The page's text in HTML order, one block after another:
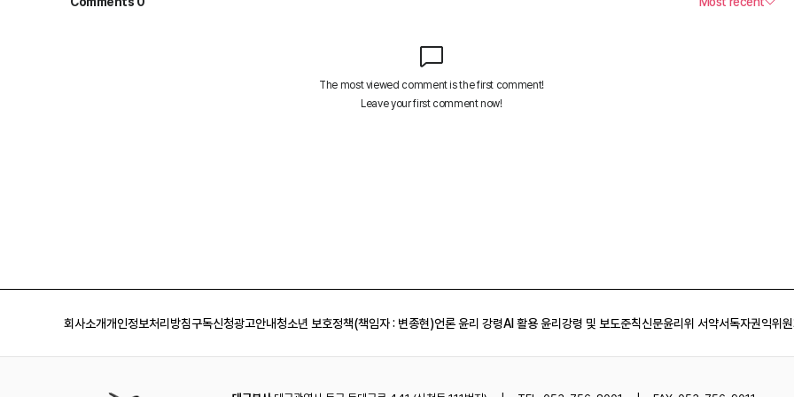
회사소개개인정보처리방침구독신청광고안내청소년 보호정책(책임자 : 변종현)언론 윤리 강령AI 활용 윤리강령 및 보도준칙신문윤리위 서약서독자권익위